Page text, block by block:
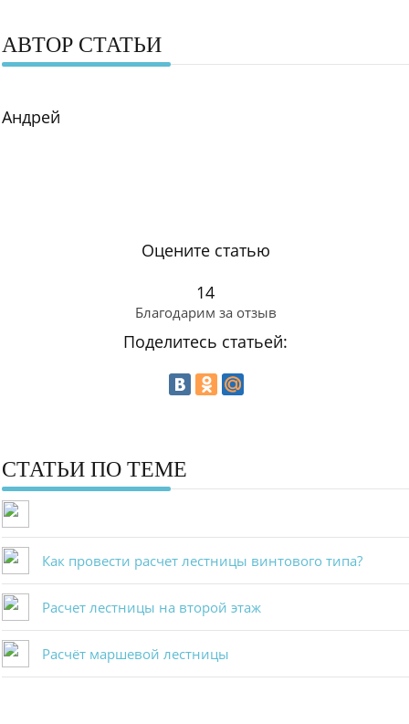
АВТОР СТАТЬИ
Андрей
Оцените статью
14
Благодарим за отзыв
Поделитесь статьей:
СТАТЬИ ПО ТЕМЕ
Как провести расчет лестницы винтового типа?
Расчет лестницы на второй этаж
Расчёт маршевой лестницы